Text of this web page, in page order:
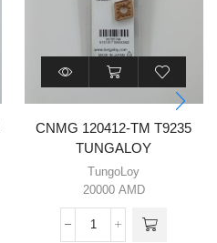
CNMG 120412-TM T9235
TUNGALOY
TungoLoy
20000 AMD